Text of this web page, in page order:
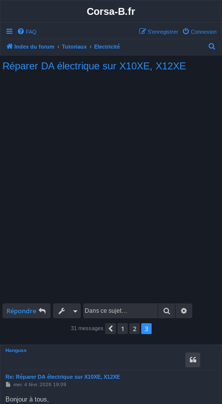
Corsa-B.fr
FAQ Connexion
S’enregistrer
Index du forum Tutoriaux Electricité
Réparer DA électrique sur X10XE, X12XE
Répondre Rechercher
31 messages Précédente
1 2 3
Hanguss
Re: Réparer DA électrique sur X10XE, X12XE
M
s
mer. 4 févr. 2026 19:09
Bonjour à tous,